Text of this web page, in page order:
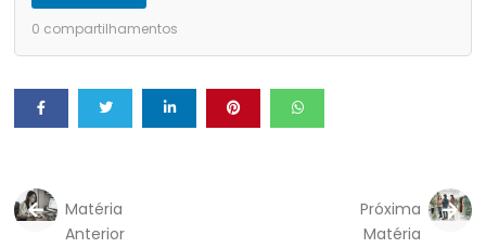
0 compartilhamentos
Matéria
Anterior
Próxima
Matéria